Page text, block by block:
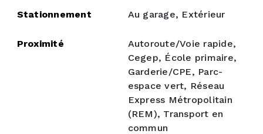
Stationnement Au garage, Extérieur
Proximité
Autoroute/Voie rapide,
Cegep, École primaire,
Garderie/CPE, Parc-
espace vert, Réseau
Express Métropolitain
(REM), Transport en
commun